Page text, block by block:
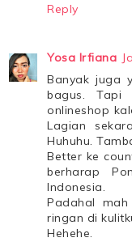
Reply
Yosa Irfiana
Banyak juga
bagus.
onlineshop
Lagian
Huhuhu.
Better ke
berharap
Indonesia.
Padahal
ringan di
Hehehe.